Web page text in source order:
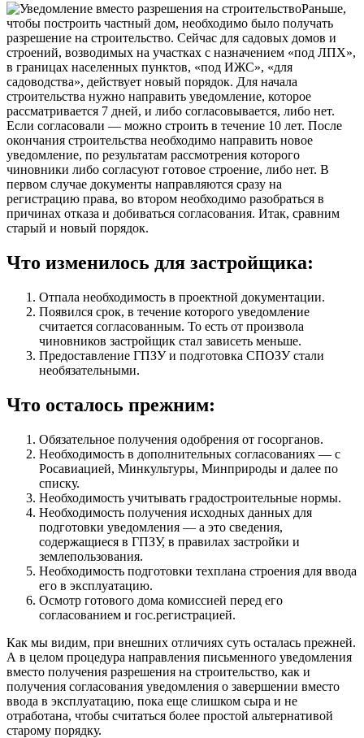
Раньше,
чтобы построить частный дом, необходимо было получать
разрешение на строительство. Сейчас для садовых домов и
строений, возводимых на участках с назначением «под ЛПХ»,
в границах населенных пунктов, «под ИЖС», «для
садоводства», действует новый порядок. Для начала
строительства нужно направить уведомление, которое
рассматривается 7 дней, и либо согласовывается, либо нет.
Если согласовали — можно строить в течение 10 лет. После
окончания строительства необходимо направить новое
уведомление, по результатам рассмотрения которого
чиновники либо согласуют готовое строение, либо нет. В
первом случае документы направляются сразу на
регистрацию права, во втором необходимо разобраться в
причинах отказа и добиваться согласования. Итак, сравним
старый и новый порядок.
Что изменилось для застройщика:
Отпала необходимость в проектной документации.
Появился срок, в течение которого уведомление
считается согласованным. То есть от произвола
чиновников застройщик стал зависеть меньше.
Предоставление ГПЗУ и подготовка СПОЗУ стали
необязательными.
Что осталось прежним:
Обязательное получения одобрения от госорганов.
Необходимость в дополнительных согласованиях — с
Росавиацией, Минкультуры, Минприроды и далее по
списку.
Необходимость учитывать градостроительные нормы.
Необходимость получения исходных данных для
подготовки уведомления — а это сведения,
содержащиеся в ГПЗУ, в правилах застройки и
землепользования.
Необходимость подготовки техплана строения для ввода
его в эксплуатацию.
Осмотр готового дома комиссией перед его
согласованием и гос.регистрацией.
Как мы видим, при внешних отличиях суть осталась прежней.
А в целом процедура направления письменного уведомления
вместо получения разрешения на строительство, как и
получения согласования уведомления о завершении вместо
ввода в эксплуатацию, пока еще слишком сыра и не
отработана, чтобы считаться более простой альтернативой
старому порядку.